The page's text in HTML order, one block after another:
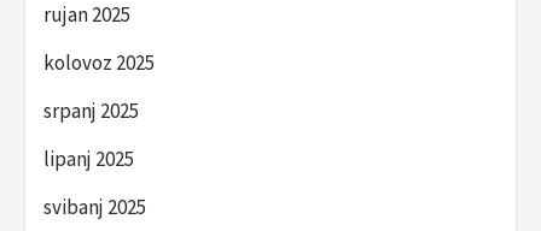
rujan 2025
kolovoz 2025
srpanj 2025
lipanj 2025
svibanj 2025